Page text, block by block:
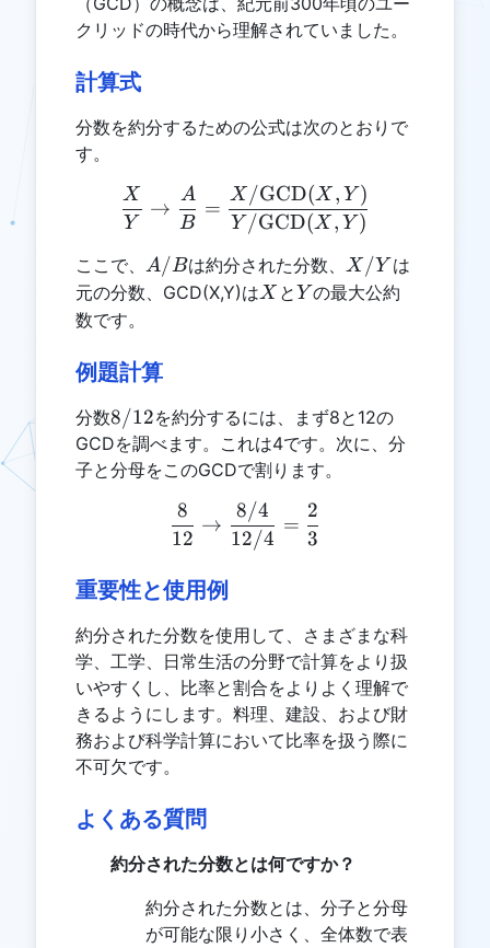
クリッドの時代から理解されていました。
計算式
分数を約分するための公式は次のとおりで
す。
\frac{X}{Y} \rightarrow
Y
X
→
B
A
=
Y /GCD(X , Y )
X /GCD(X , Y )
ここで、 A/B
A/Bは約分された分数、 X/Y
X /Y は
元の分数、GCD(X,Y)はX
X とY
Y の最大公約
数です。
例題計算
分数8/12
8/12を約分するには、まず8と12の
GCDを調べます。これは4です。次に、分
子と分母をこのGCDで割ります。
\frac{8}{12}
12
8
→
12/4
8/4
=
3
2
重要性と使用例
約分された分数を使用して、さまざまな科
学、工学、日常生活の分野で計算をより扱
いやすくし、比率と割合をよりよく理解で
きるようにします。料理、建設、および財
務および科学計算において比率を扱う際に
不可欠です。
よくある質問
約分された分数とは何ですか？
約分された分数とは、分子と分母
が可能な限り小さく、全体数で表